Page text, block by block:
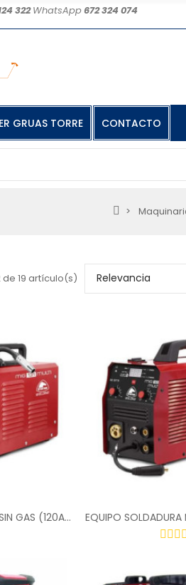
322WhatsApp672 324 074
GRUAS TORRE CONTACTO
de 19 artículo(s)
EQUIPO SOLDADURA MIG SIN GAS (120A) 1.2682